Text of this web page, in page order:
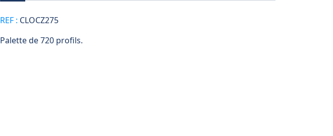
REF : CLOCZ275
Palette de 720 profils.